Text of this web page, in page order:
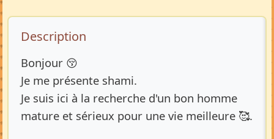
Description de l’annonce
Description
Bonjour 😚
Je me présente shami.
Je suis ici à la recherche d'un bon homme
mature et sérieux pour une vie meilleure 🥰.